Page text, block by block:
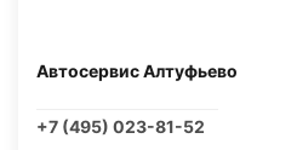
Автосервис Алтуфьево
+7 (495) 023-81-52